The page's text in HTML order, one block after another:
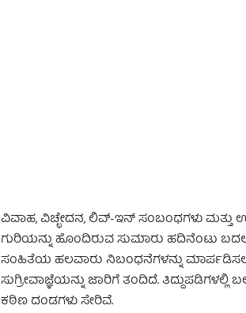
ವಿವಾಹ, ವಿಚ್ಛೇದನ, ಲಿವ್-ಇನ್ ಸಂಬಂಧಗಳು ಮತ್ತು
ಗುರಿಯನ್ನು ಹೊಂದಿರುವ ಸುಮಾರು ಹದಿನೆಂಟು
ಸಂಹಿತೆಯ ಹಲವಾರು ನಿಬಂಧನೆಗಳನ್ನು
ಸುಗ್ರೀವಾಜ್ಞೆಯನ್ನು ಜಾರಿಗೆ ತಂದಿದೆ. ತಿದ್ದುಪಡಿಗಳಲ್ಲಿ
ಕಠಿಣ ದಂಡಗಳು ಸೇರಿವೆ.